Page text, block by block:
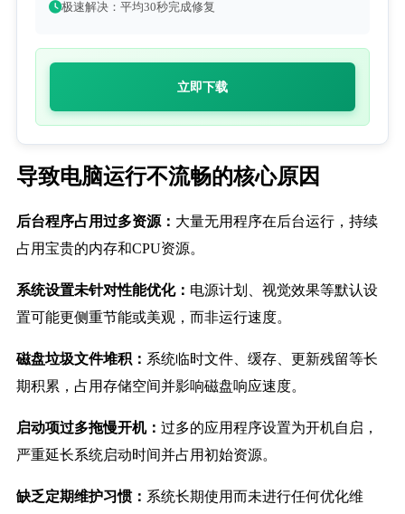
极速解决：平均30秒完成修复
立即下载
导致电脑运行不流畅的核心原因
后台程序占用过多资源： 大量无用程序在后台运行，持续
占用宝贵的内存和CPU资源。
系统设置未针对性能优化： 电源计划、视觉效果等默认设
置可能更侧重节能或美观，而非运行速度。
磁盘垃圾文件堆积： 系统临时文件、缓存、更新残留等长
期积累，占用存储空间并影响磁盘响应速度。
启动项过多拖慢开机： 过多的应用程序设置为开机自启，
严重延长系统启动时间并占用初始资源。
缺乏定期维护习惯： 系统长期使用而未进行任何优化维